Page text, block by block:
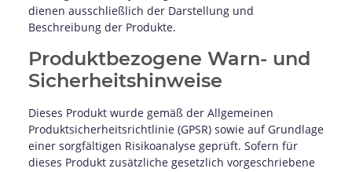
dienen ausschließlich der Darstellung und
Beschreibung der Produkte.
Produktbezogene Warn- und
Sicherheitshinweise
Dieses Produkt wurde gemäß der Allgemeinen
Produktsicherheitsrichtlinie (GPSR) sowie auf Grundlage
einer sorgfältigen Risikoanalyse geprüft. Sofern für
dieses Produkt zusätzliche gesetzlich vorgeschriebene